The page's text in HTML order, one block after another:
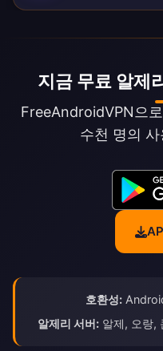
지금 무료 알제
FreeAndroidVPN으
수천 명의
호환성:
알제리 서버: 알제, 오랑,